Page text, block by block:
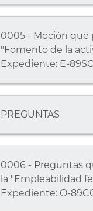
0005 - Moción que
"Fomento de la
Expediente: E-
PREGUNTAS
0006 - Preguntas
la "Empleabilidad
Expediente: O-